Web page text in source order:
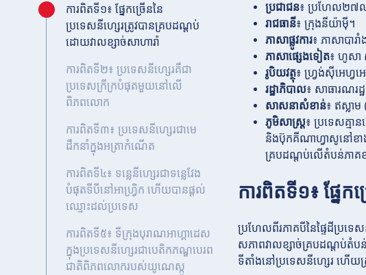
ការពិតទី១៖ ផ្នែកច្រើននៃ
ប្រទេសនីហ្សេរត្រូវបានគ្របដណ្តប់
ដោយវាលខ្សាច់សាហារ៉ា
ការពិតទី២៖ ប្រទេសនីហ្សេរគឺជា
ប្រទេសក្រីក្របំផុតមួយនៅលើ
ពិភពលោក
ការពិតទី៣៖ ប្រទេសនីហ្សេរជាមេ
ដឹកនាំក្នុងអត្រាកំណើត
ការពិតទី៤៖ ទន្លេនីហ្សេរជាទន្លេវែង
បំផុតទីបីនៅអាហ្វ្រិក ហើយបានផ្តល់
ឈ្មោះដល់ប្រទេស
ការពិតទី៥៖ ទីក្រុងបុរាណអាហ្គាដេស
ក្នុងប្រទេសនីហ្សេរជាបេតិកភណ្ឌបេរព
ជាតិពិភពលោករបស់យូណេស្កូ
ប្រជាជន៖ ប្រហែល២៧ល
រាជធានី៖ ក្រុងនីយ៉ាម៉ី។
ភាសាផ្លូវការ៖ ភាសាបារាំ
ភាសាផ្សេងទៀត៖ ហូសា
រូបិយវត្ថុ៖ ហ្វ្រង់ស៊ីអេហ្វអ
រដ្ឋាភិបាល៖ សាធារណរដ្
សាសនាសំខាន់៖ ឥស្លា
ភូមិសាស្ត្រ៖ ប្រទេសគ្ម
និងប៊ុកគីណាហ្វាសូនៅខា
គ្របដណ្តប់លើតំបន់ភាគខ
ការពិតទី១៖ ផ្នែ
ប្រហែលពីរភាគបីនៃផ្ទៃដីប្រទេ
សភាពវាលខ្សាច់គ្របដណ្តប់តំបន់ខ
ទីតាំងនៅប្រទេសនីហ្សេរ ហើយត្